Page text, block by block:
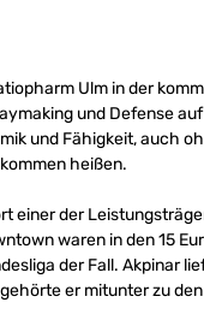
Ulm in der
und Defense
und Fähigkeit, auch
heißen.
einer der
waren in den 15
der Fall. Akpinar
er mitunter zu den